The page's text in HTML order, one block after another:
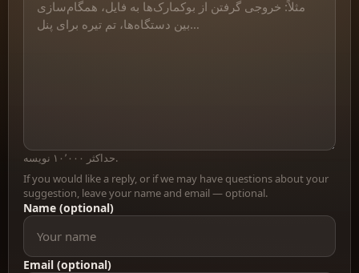
حداکثر ۱۰٬۰۰۰ نویسه.
If you would like a reply, or if we may have questions about your
suggestion, leave your name and email — optional.
Name (optional)
Email (optional)